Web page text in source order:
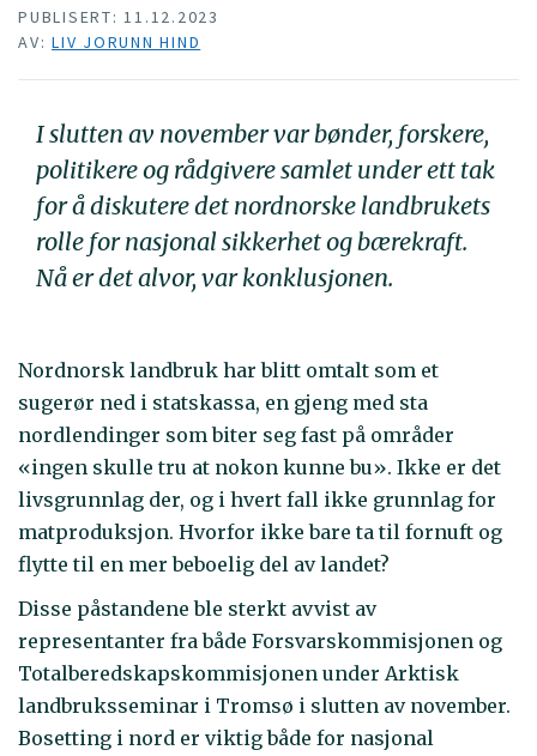
PUBLISERT: 11.12.2023
AV: LIV JORUNN HIND
I slutten av november var bønder, forskere,
politikere og rådgivere samlet under ett tak
for å diskutere det nordnorske landbrukets
rolle for nasjonal sikkerhet og bærekraft.
Nå er det alvor, var konklusjonen.
Nordnorsk landbruk har blitt omtalt som et
sugerør ned i statskassa, en gjeng med sta
nordlendinger som biter seg fast på områder
«ingen skulle tru at nokon kunne bu». Ikke er det
livsgrunnlag der, og i hvert fall ikke grunnlag for
matproduksjon. Hvorfor ikke bare ta til fornuft og
flytte til en mer beboelig del av landet?
Disse påstandene ble sterkt avvist av
representanter fra både Forsvarskommisjonen og
Totalberedskapskommisjonen under Arktisk
landbruksseminar i Tromsø i slutten av november.
Bosetting i nord er viktig både for nasjonal